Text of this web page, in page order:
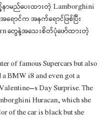
ည်ပေးထားတဲ့ Lamborghini
ရောင်က အနက်ရောင်ဖြစ်ပြီး
တွေနဲ့အသေးစိတ်ပုံဖော်ထားတဲ့
of famous Supercars but also
a BMW i8 and even got a
Day Surprise. The
Huracan, which she
of the car is black but she